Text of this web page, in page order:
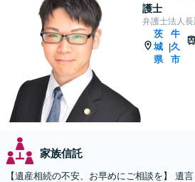
護士
弁護士法人
茨
城
県
|
牛
久
市
家族信託
【遺産相続の不安、お早めにご相談を】 遺